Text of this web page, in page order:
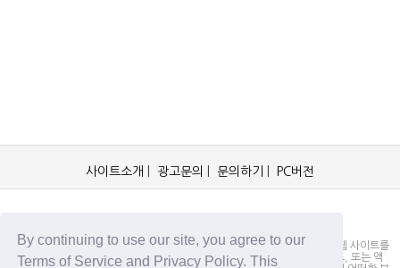
By continuing to use our site, you agree to our
Terms of Service and Privacy Policy. This
사이트소개 광고문의 문의하기 PC버전
OCKorea365.com 오씨코리아365는 본 웹 사이트에 명시되어 있거나, 본 웹 사이트를
통해 배포되거나, 본 웹 사이트에 포함되어 있는 서비스로부터 링크, 다운로드, 또는 액